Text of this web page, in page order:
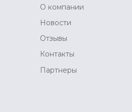
О компании
Новости
Отзывы
Контакты
Партнеры